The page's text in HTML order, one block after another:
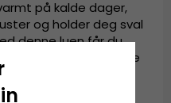
på kalde dager,
og holder deg sval
denne luen får du
i enhver garderobe
tilbehør.